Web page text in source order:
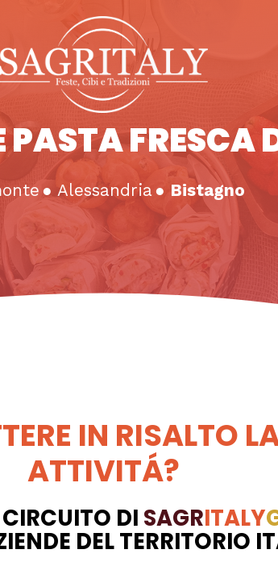
PASTA FRESCA
●Alessandria● Bistagno
IN RISALTO
ATTIVITÁ?
DI SAGRITALY
DEL TERRITORIO